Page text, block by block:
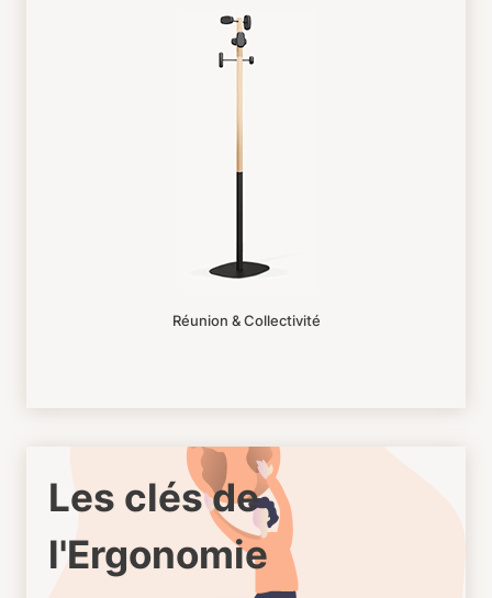
Réunion & Collectivité
Les clés de
l'Ergonomie